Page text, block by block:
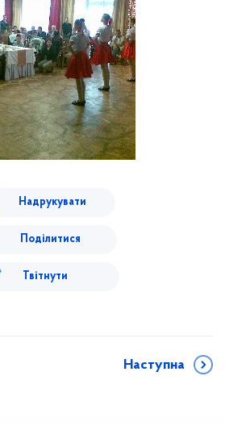
Надрукувати
Поділитися
Твітнути
Наступна